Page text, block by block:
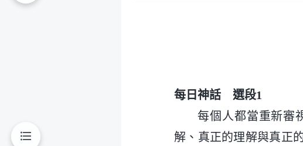
每日神話 選段1
每個人都當重新審
解、真正的理解與真正